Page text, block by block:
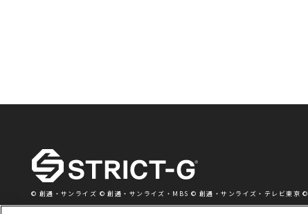
© 創通・サンライズ © 創通・サンライズ・MBS © 創通・サンライズ・テレビ東京